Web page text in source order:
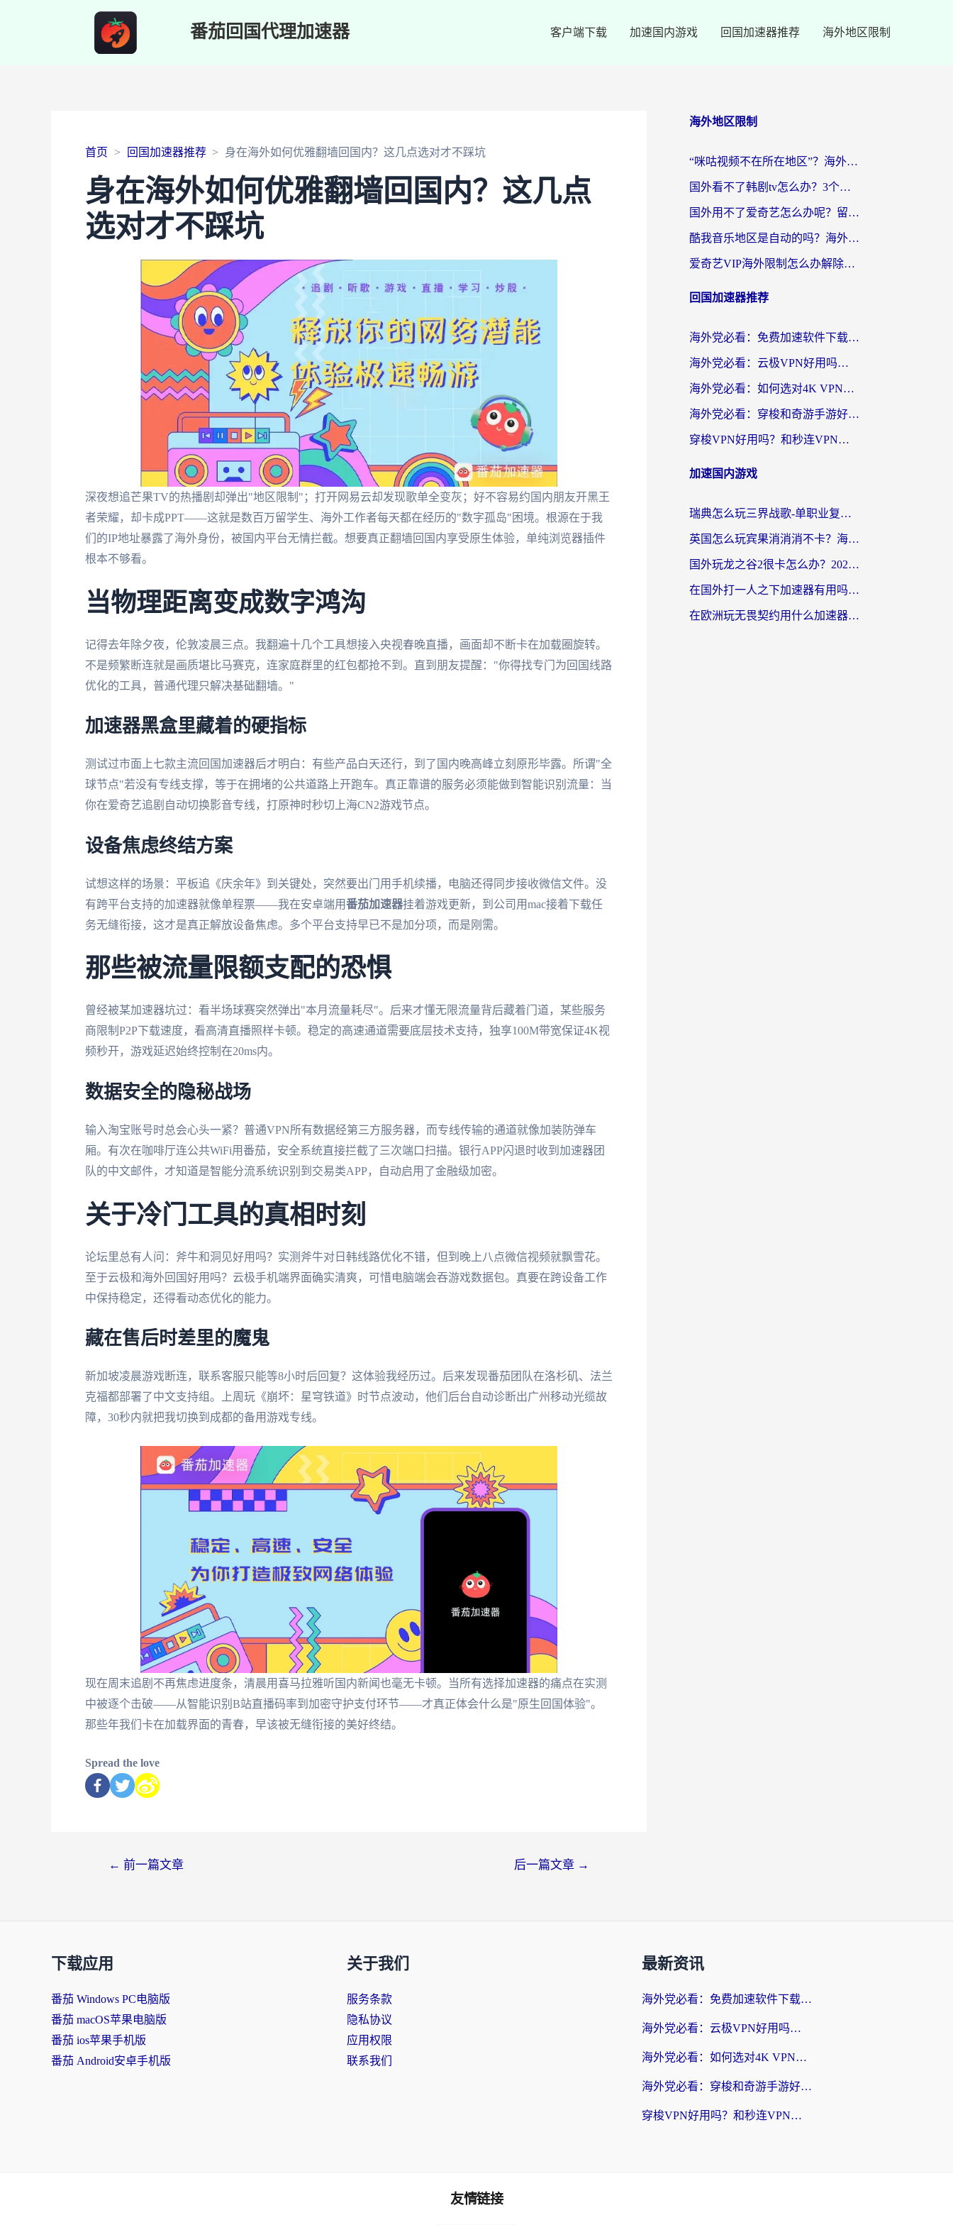
番茄回国代理加速器 客户端下载 加速国内游戏 回国加速器推荐 海外地区限制
首页 回国加速器推荐 身在海外如何优雅翻墙回国内？这几点选对才不踩坑
身在海外如何优雅翻墙回国内？这几点
选对才不踩坑
深夜想追芒果TV的热播剧却弹出"地区限制"；打开网易云却发现歌单全变灰；好不容易约国内朋友开黑王
者荣耀，却卡成PPT——这就是数百万留学生、海外工作者每天都在经历的"数字孤岛"困境。根源在于我
们的IP地址暴露了海外身份，被国内平台无情拦截。想要真正翻墙回国内享受原生体验，单纯浏览器插件
根本不够看。
当物理距离变成数字鸿沟
记得去年除夕夜，伦敦凌晨三点。我翻遍十几个工具想接入央视春晚直播，画面却不断卡在加载圈旋转。
不是频繁断连就是画质堪比马赛克，连家庭群里的红包都抢不到。直到朋友提醒："你得找专门为回国线路
优化的工具，普通代理只解决基础翻墙。"
加速器黑盒里藏着的硬指标
测试过市面上七款主流回国加速器后才明白：有些产品白天还行，到了国内晚高峰立刻原形毕露。所谓"全
球节点"若没有专线支撑，等于在拥堵的公共道路上开跑车。真正靠谱的服务必须能做到智能识别流量：当
你在爱奇艺追剧自动切换影音专线，打原神时秒切上海CN2游戏节点。
设备焦虑终结方案
试想这样的场景：平板追《庆余年》到关键处，突然要出门用手机续播，电脑还得同步接收微信文件。没
有跨平台支持的加速器就像单程票——我在安卓端用番茄加速器挂着游戏更新，到公司用mac接着下载任
务无缝衔接，这才是真正解放设备焦虑。多个平台支持早已不是加分项，而是刚需。
那些被流量限额支配的恐惧
曾经被某加速器坑过：看半场球赛突然弹出"本月流量耗尽"。后来才懂无限流量背后藏着门道，某些服务
商限制P2P下载速度，看高清直播照样卡顿。稳定的高速通道需要底层技术支持，独享100M带宽保证4K视
频秒开，游戏延迟始终控制在20ms内。
数据安全的隐秘战场
输入淘宝账号时总会心头一紧？普通VPN所有数据经第三方服务器，而专线传输的通道就像加装防弹车
厢。有次在咖啡厅连公共WiFi用番茄，安全系统直接拦截了三次端口扫描。银行APP闪退时收到加速器团
队的中文邮件，才知道是智能分流系统识别到交易类APP，自动启用了金融级加密。
关于冷门工具的真相时刻
论坛里总有人问：斧牛和洞见好用吗？实测斧牛对日韩线路优化不错，但到晚上八点微信视频就飘雪花。
至于云极和海外回国好用吗？云极手机端界面确实清爽，可惜电脑端会吞游戏数据包。真要在跨设备工作
中保持稳定，还得看动态优化的能力。
藏在售后时差里的魔鬼
新加坡凌晨游戏断连，联系客服只能等8小时后回复？这体验我经历过。后来发现番茄团队在洛杉矶、法兰
克福都部署了中文支持组。上周玩《崩坏：星穹铁道》时节点波动，他们后台自动诊断出广州移动光缆故
障，30秒内就把我切换到成都的备用游戏专线。
现在周末追剧不再焦虑进度条，清晨用喜马拉雅听国内新闻也毫无卡顿。当所有选择加速器的痛点在实测
中被逐个击破——从智能识别B站直播码率到加密守护支付环节——才真正体会什么是"原生回国体验"。
那些年我们卡在加载界面的青春，早该被无缝衔接的美好终结。
Spread the love
← 前一篇文章 后一篇文章 →
海外地区限制
“咪咕视频不在所在地区”？海外党追剧看片、炒股的救星来了！
国外看不了韩剧tv怎么办？3个实用技巧解决海外追剧难题（附书旗小说&社保查询攻略）
国外用不了爱奇艺怎么办呢？留学生亲测有效的回国加速方案
酷我音乐地区是自动的吗？海外党听国内音乐看视频的真实解决方案
爱奇艺VIP海外限制怎么办解除？海外党追剧看片的终极解决方案
回国加速器推荐
海外党必看：免费加速软件下载指南——无缝访问国内资源的正确打开方式
海外党必看：云极VPN好用吗？和旋风VPN对比哪个回国效果更好？附真实体验+选择攻略
海外党必看：如何选对4K VPN，无缝刷国内剧听网易云？
海外党必看：穿梭和奇游手游好用吗？3步选对回国加速器，流畅看CCTV5海外直播
穿梭VPN好用吗？和秒连VPN对比哪个回国效果更好？海外党亲测实用指南
加速国内游戏
瑞典怎么玩三界战歌-单职业复古传奇手游？海外党国服游戏加速终极指南
英国怎么玩宾果消消消不卡？海外党国服游戏加速终极攻略（附守望第九大陆解决办法）
国外玩龙之谷2很卡怎么办？2026海外党必看的国服游戏加速全攻略
在国外打一人之下加速器有用吗？海外党国服游戏畅玩全攻略
在欧洲玩无畏契约用什么加速器好？2026海外党亲测有效指南
下载应用
番茄 Windows PC电脑版
番茄 macOS苹果电脑版
番茄 ios苹果手机版
番茄 Android安卓手机版
关于我们
服务条款
隐私协议
应用权限
联系我们
最新资讯
海外党必看：免费加速软件下载指南——无缝访问国内资源的正确打开方式
海外党必看：云极VPN好用吗？和旋风VPN对比哪个回国效果更好？附真实体验+选择攻略
海外党必看：如何选对4K VPN，无缝刷国内剧听网易云？
海外党必看：穿梭和奇游手游好用吗？3步选对回国加速器，流畅看CCTV5海外直播
穿梭VPN好用吗？和秒连VPN对比哪个回国效果更好？海外党亲测实用指南
友情链接